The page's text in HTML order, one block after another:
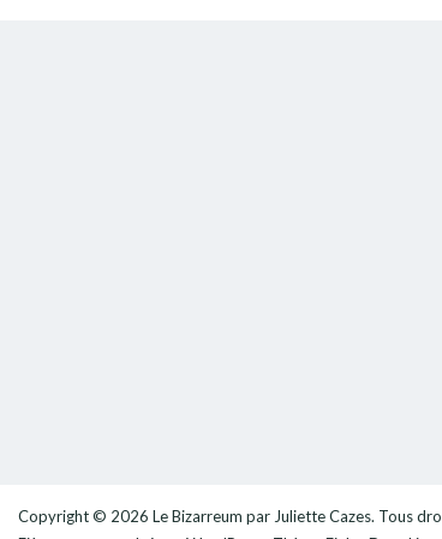
Copyright © 2026 Le Bizarreum par Juliette Cazes. Tous